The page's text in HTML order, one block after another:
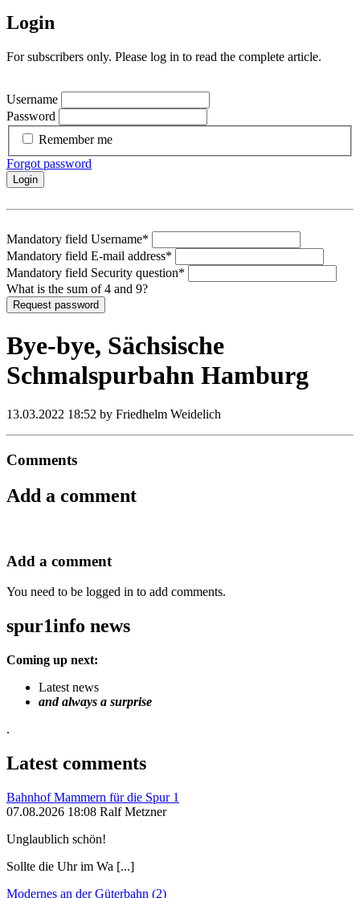
Login
For subscribers only. Please log in to read the complete article.
Username
Password
Remember me
Forgot password
Login
Mandatory field Username*
Mandatory field E-mail address*
Mandatory field Security question*
What is the sum of 4 and 9?
Request password
Bye-bye, Sächsische
Schmalspurbahn Hamburg
13.03.2022 18:52 by Friedhelm Weidelich
Comments
Add a comment
Add a comment
You need to be logged in to add comments.
spur1info news
Coming up next:
Latest news
and always a surprise
.
Latest comments
Bahnhof Mammern für die Spur 1
07.08.2026 18:08 Ralf Metzner
Unglaublich schön!
Sollte die Uhr im Wa [...]
Modernes an der Güterbahn (2)